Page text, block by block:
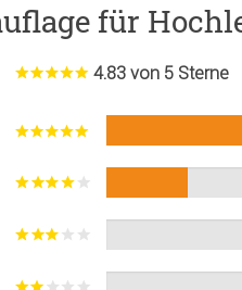
für
4.83 von 5 Sterne